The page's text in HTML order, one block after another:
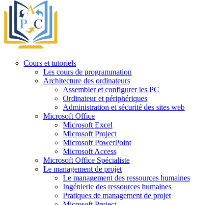
Cours et tutoriels
Les cours de programmation
Architecture des ordinateurs
Assembler et configurer les PC
Ordinateur et périphériques
Administration et sécurité des sites web
Microsoft Office
Microsoft Excel
Microsoft Project
Microsoft PowerPoint
Microsoft Access
Microsoft Office Spécialiste
Le management de projet
Le management des ressources humaines
Ingénierie des ressources humaines
Pratiques de management de projet